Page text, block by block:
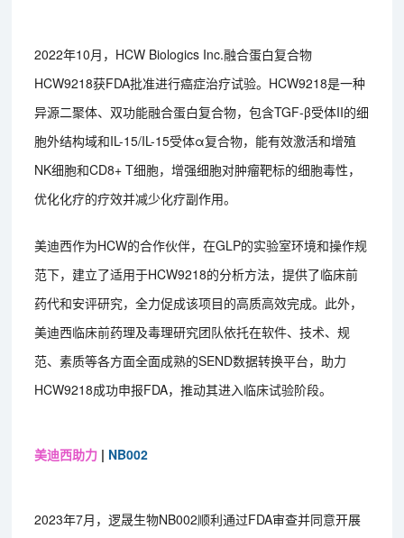
2022年10月，HCW Biologics Inc.融合蛋白复合物
HCW9218获FDA批准进行癌症治疗试验。HCW9218是一种
异源二聚体、双功能融合蛋白复合物，包含TGF-β受体II的细
胞外结构域和IL-15/IL-15受体α复合物，能有效激活和增殖
NK细胞和CD8+ T细胞，增强细胞对肿瘤靶标的细胞毒性，
优化化疗的疗效并减少化疗副作用。
美迪西作为HCW的合作伙伴，在GLP的实验室环境和操作规
范下，建立了适用于HCW9218的分析方法，提供了临床前
药代和安评研究，全力促成该项目的高质高效完成。此外，
美迪西临床前药理及毒理研究团队依托在软件、技术、规
范、素质等各方面全面成熟的SEND数据转换平台，助力
HCW9218成功申报FDA，推动其进入临床试验阶段。
美迪西助力 | NB002
2023年7月，逻晟生物NB002顺利通过FDA审查并同意开展